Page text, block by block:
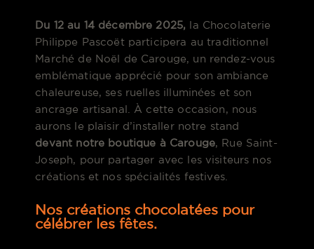
Du 12 au 14 décembre 2025, la Chocolaterie
Philippe Pascoët participera au traditionnel
Marché de Noël de Carouge, un rendez-vous
emblématique apprécié pour son ambiance
chaleureuse, ses ruelles illuminées et son
ancrage artisanal. À cette occasion, nous
aurons le plaisir d’installer notre stand
devant notre boutique à Carouge, Rue Saint-
Joseph, pour partager avec les visiteurs nos
créations et nos spécialités festives.
Nos créations chocolatées pour
célébrer les fêtes.